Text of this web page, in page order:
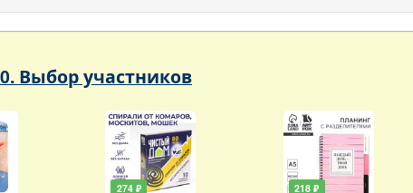
Выбор участников
274 ₽ 218 ₽